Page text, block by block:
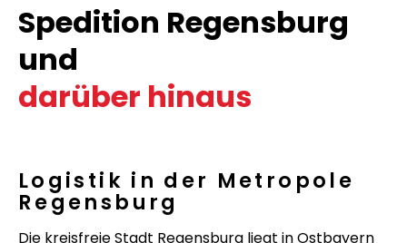
Spedition Regensburg
und
darüber hinaus
Logistik in der Metropole
Regensburg
Die kreisfreie Stadt Regensburg liegt in Ostbayern